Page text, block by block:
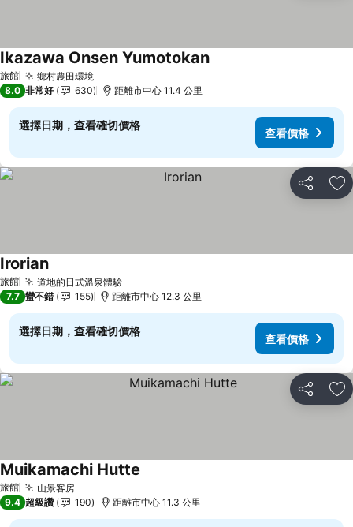
旅館 鄉村農田環境查看價格
Ikazawa Onsen Yumotokan查看價格
8.0 非常好 630 距離市中心 11.4 公里
選擇日期，查看確切價格
查看價格
分享 加
旅館 道地的日式溫泉體驗查看價格
Irorian查看價格
7.7 蠻不錯 155 距離市中心 12.3 公里
選擇日期，查看確切價格
查看價格
分享 加
旅館 山景客房查看價格
Muikamachi Hutte
9.4 超級讚 190 距離市中心 11.3 公里